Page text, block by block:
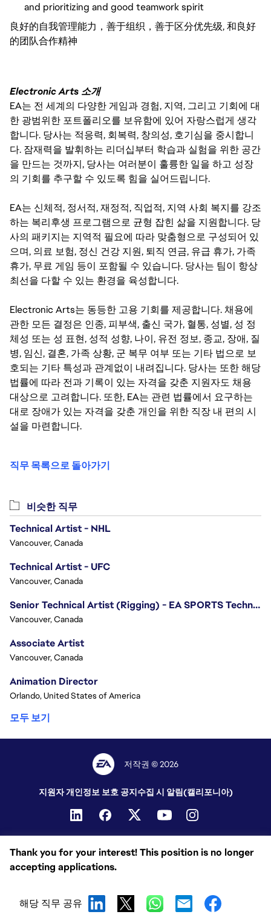
and prioritizing and good teamwork spirit
良好的自我管理能力，善于组织，善于区分优先级, 和良好
的团队合作精神
Electronic Arts 소개
EA는 전 세계의 다양한 게임과 경험, 지역, 그리고 기회에 대
한 광범위한 포트폴리오를 보유함에 있어 자랑스럽게 생각
합니다. 당사는 적응력, 회복력, 창의성, 호기심을 중시합니
다. 잠재력을 발휘하는 리더십부터 학습과 실험을 위한 공간
을 만드는 것까지, 당사는 여러분이 훌륭한 일을 하고 성장
의 기회를 추구할 수 있도록 힘을 실어드립니다.
EA는 신체적, 정서적, 재정적, 직업적, 지역 사회 복지를 강조
하는 복리후생 프로그램으로 균형 잡힌 삶을 지원합니다. 당
사의 패키지는 지역적 필요에 따라 맞춤형으로 구성되어 있
으며, 의료 보험, 정신 건강 지원, 퇴직 연금, 유급 휴가, 가족
휴가, 무료 게임 등이 포함될 수 있습니다. 당사는 팀이 항상
최선을 다할 수 있는 환경을 육성합니다.
Electronic Arts는 동등한 고용 기회를 제공합니다. 채용에
관한 모든 결정은 인종, 피부색, 출신 국가, 혈통, 성별, 성 정
체성 또는 성 표현, 성적 성향, 나이, 유전 정보, 종교, 장애, 질
병, 임신, 결혼, 가족 상황, 군 복무 여부 또는 기타 법으로 보
호되는 기타 특성과 관계없이 내려집니다. 당사는 또한 해당
법률에 따라 전과 기록이 있는 자격을 갖춘 지원자도 채용
대상으로 고려합니다. 또한, EA는 관련 법률에서 요구하는
대로 장애가 있는 자격을 갖춘 개인을 위한 직장 내 편의 시
설을 마련합니다.
직무 목록으로 돌아가기
Thank you for your interest! This position is no longer
accepting applications.
해당 직무 공유
비슷한 직무
Technical Artist - NHL
Vancouver, Canada
Technical Artist - UFC
Vancouver, Canada
Senior Technical Artist (Rigging) - EA SPORTS Technology
Vancouver, Canada
Associate Artist
Vancouver, Canada
Animation Director
Orlando, United States of America
모두 보기
저작권 © 2026
지원자 개인정보 보호 공지수집 시 알림(캘리포니아)